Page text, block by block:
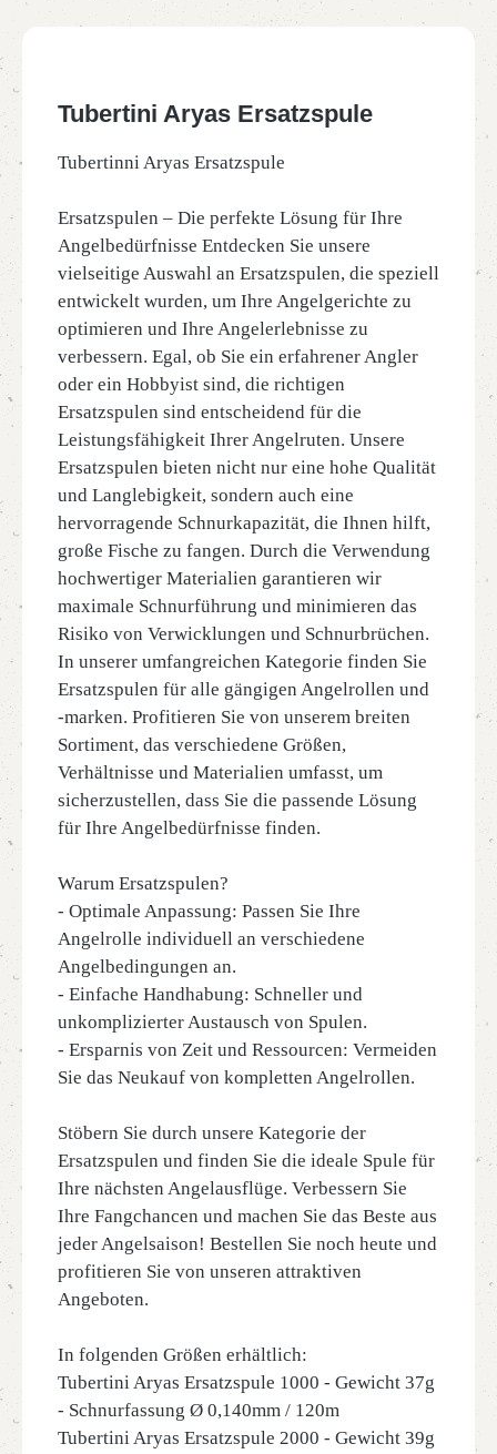
Tubertini Aryas Ersatzspule
Tubertinni Aryas Ersatzspule
Ersatzspulen – Die perfekte Lösung für Ihre
Angelbedürfnisse Entdecken Sie unsere
vielseitige Auswahl an Ersatzspulen, die speziell
entwickelt wurden, um Ihre Angelgerichte zu
optimieren und Ihre Angelerlebnisse zu
verbessern. Egal, ob Sie ein erfahrener Angler
oder ein Hobbyist sind, die richtigen
Ersatzspulen sind entscheidend für die
Leistungsfähigkeit Ihrer Angelruten. Unsere
Ersatzspulen bieten nicht nur eine hohe Qualität
und Langlebigkeit, sondern auch eine
hervorragende Schnurkapazität, die Ihnen hilft,
große Fische zu fangen. Durch die Verwendung
hochwertiger Materialien garantieren wir
maximale Schnurführung und minimieren das
Risiko von Verwicklungen und Schnurbrüchen.
In unserer umfangreichen Kategorie finden Sie
Ersatzspulen für alle gängigen Angelrollen und
-marken. Profitieren Sie von unserem breiten
Sortiment, das verschiedene Größen,
Verhältnisse und Materialien umfasst, um
sicherzustellen, dass Sie die passende Lösung
für Ihre Angelbedürfnisse finden.
Warum Ersatzspulen?
- Optimale Anpassung: Passen Sie Ihre
Angelrolle individuell an verschiedene
Angelbedingungen an.
- Einfache Handhabung: Schneller und
unkomplizierter Austausch von Spulen.
- Ersparnis von Zeit und Ressourcen: Vermeiden
Sie das Neukauf von kompletten Angelrollen.
Stöbern Sie durch unsere Kategorie der
Ersatzspulen und finden Sie die ideale Spule für
Ihre nächsten Angelausflüge. Verbessern Sie
Ihre Fangchancen und machen Sie das Beste aus
jeder Angelsaison! Bestellen Sie noch heute und
profitieren Sie von unseren attraktiven
Angeboten.
In folgenden Größen erhältlich:
Tubertini Aryas Ersatzspule 1000 - Gewicht 37g
- Schnurfassung Ø 0,140mm / 120m
Tubertini Aryas Ersatzspule 2000 - Gewicht 39g